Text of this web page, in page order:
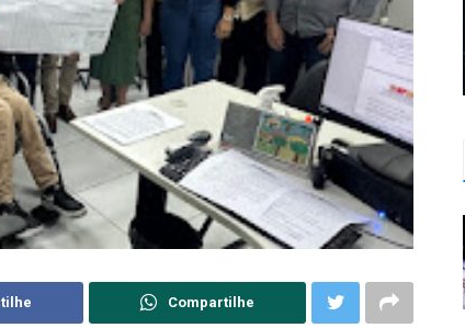
Compartilhe